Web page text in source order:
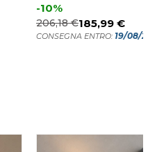
-10%
206,18 €185,99 €
CONSEGNA ENTRO: 19/08/